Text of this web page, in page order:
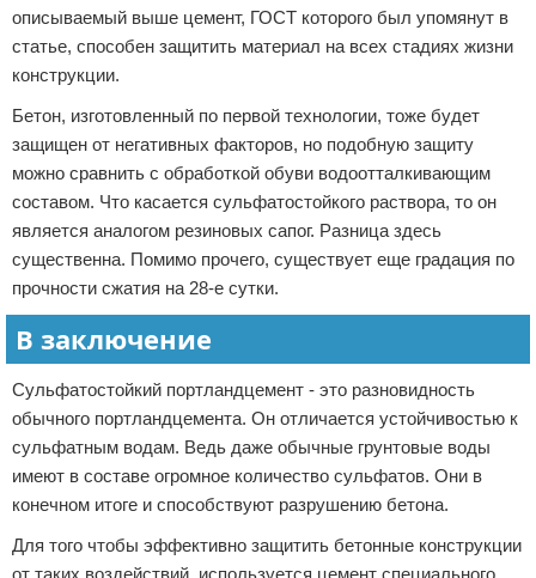
описываемый выше цемент, ГОСТ которого был упомянут в
статье, способен защитить материал на всех стадиях жизни
конструкции.
Бетон, изготовленный по первой технологии, тоже будет
защищен от негативных факторов, но подобную защиту
можно сравнить с обработкой обуви водоотталкивающим
составом. Что касается сульфатостойкого раствора, то он
является аналогом резиновых сапог. Разница здесь
существенна. Помимо прочего, существует еще градация по
прочности сжатия на 28-е сутки.
В заключение
Сульфатостойкий портландцемент - это разновидность
обычного портландцемента. Он отличается устойчивостью к
сульфатным водам. Ведь даже обычные грунтовые воды
имеют в составе огромное количество сульфатов. Они в
конечном итоге и способствуют разрушению бетона.
Для того чтобы эффективно защитить бетонные конструкции
от таких воздействий, используется цемент специального